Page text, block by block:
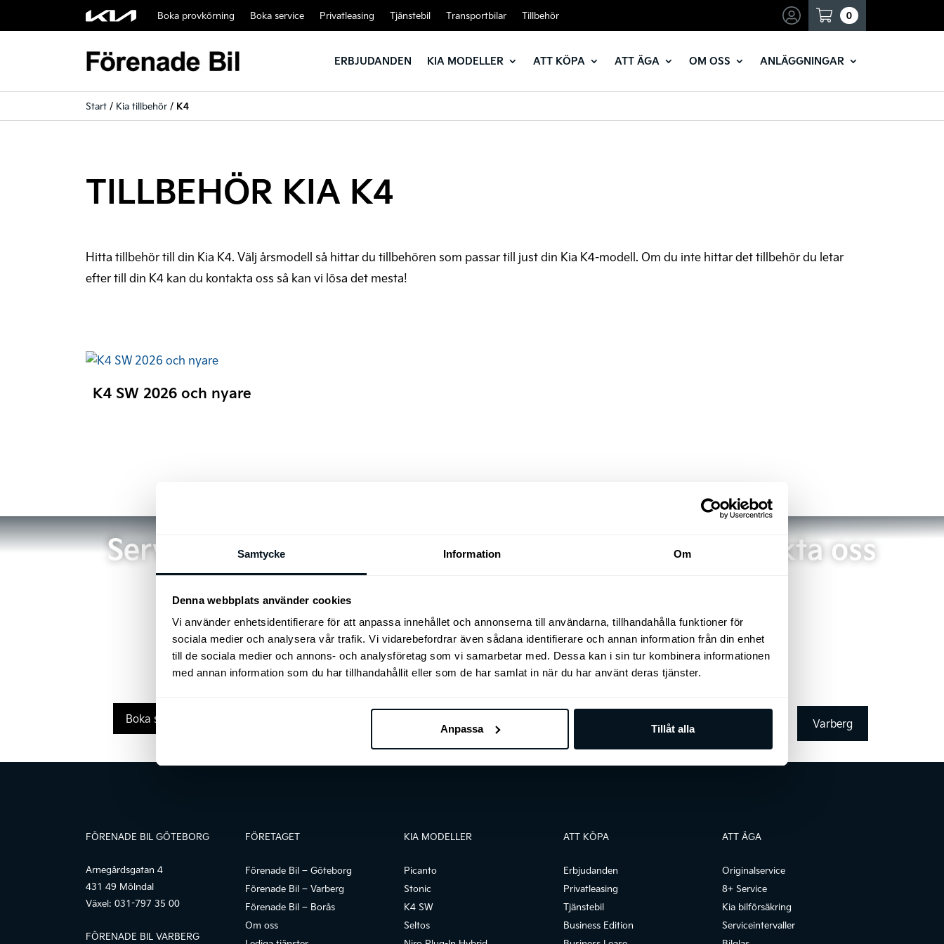
Samtycke Information Om
Denna webbplats använder cookies
Vi använder enhetsidentifierare för att anpassa innehållet och annonserna till användarna, tillhandahålla funktioner för
sociala medier och analysera vår trafik. Vi vidarebefordrar även sådana identifierare och annan information från din enhet
till de sociala medier och annons- och analysföretag som vi samarbetar med. Dessa kan i sin tur kombinera informationen
med annan information som du har tillhandahållit eller som de har samlat in när du har använt deras tjänster.
Anpassa Tillåt alla
Boka provkörning Boka service Privatleasing Tjänstebil Transportbilar Tillbehör 0
ERBJUDANDEN KIA MODELLER ATT KÖPA ATT ÄGA OM OSS ANLÄGGNINGAR
Start / Kia tillbehör / K4
TILLBEHÖR KIA K4
Hitta tillbehör till din Kia K4. Välj årsmodell så hittar du tillbehören som passar till just din Kia K4-modell. Om du inte hittar det tillbehör du letar
efter till din K4 kan du kontakta oss så kan vi lösa det mesta!
K4 SW 2026 och nyare
Service
Boka service
Tjänstebil Kontakta oss
Varberg
FÖRENADE BIL GÖTEBORG
Arnegårdsgatan 4
431 49 Mölndal
Växel: 031-797 35 00
FÖRENADE BIL VARBERG
FÖRETAGET
Förenade Bil – Göteborg
Förenade Bil – Varberg
Förenade Bil – Borås
Om oss
KIA MODELLER
Picanto
Stonic
K4 SW
Seltos
ATT KÖPA
Erbjudanden
Privatleasing
Tjänstebil
Business Edition
ATT ÄGA
Originalservice
8+ Service
Kia bilförsäkring
Serviceintervaller